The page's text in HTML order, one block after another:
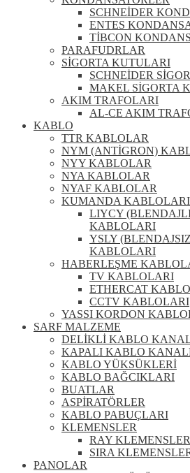
SCHNEİDER
ENTES
TİBCON
PARAFUDRLAR
SİGORTA KUTULARI
SCHNEİDER
MAKEL SİGORTA
AKIM TRAFOLARI
AL-CE AKIM
KABLO
TTR KABLOLAR
NYM (ANTİGRON)
NYY KABLOLAR
NYA KABLOLAR
NYAF KABLOLAR
KUMANDA KABLOLARI
LIYCY
KABLOLARI
YSLY
KABLOLARI
HABERLEŞME
TV KABLOLARI
ETHERCAT
CCTV KABLOLARI
YASSI KORDON
SARF MALZEME
DELİKLİ KABLO
KAPALI KABLO
KABLO YÜKSÜKLERİ
KABLO BAĞCIKLARI
BUATLAR
ASPİRATÖRLER
KABLO PABUÇLARI
KLEMENSLER
RAY
SIRA
PANOLAR